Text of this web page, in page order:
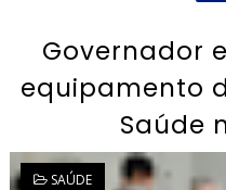
Governador
equipamento
Saúde
SAÚDE